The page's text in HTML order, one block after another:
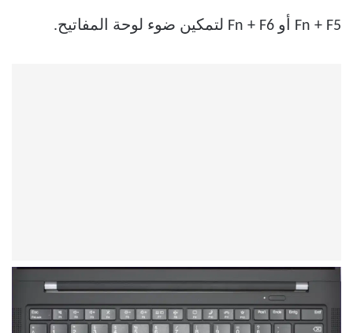
Fn + F5 أو Fn + F6 لتمكين ضوء لوحة المفاتيح.